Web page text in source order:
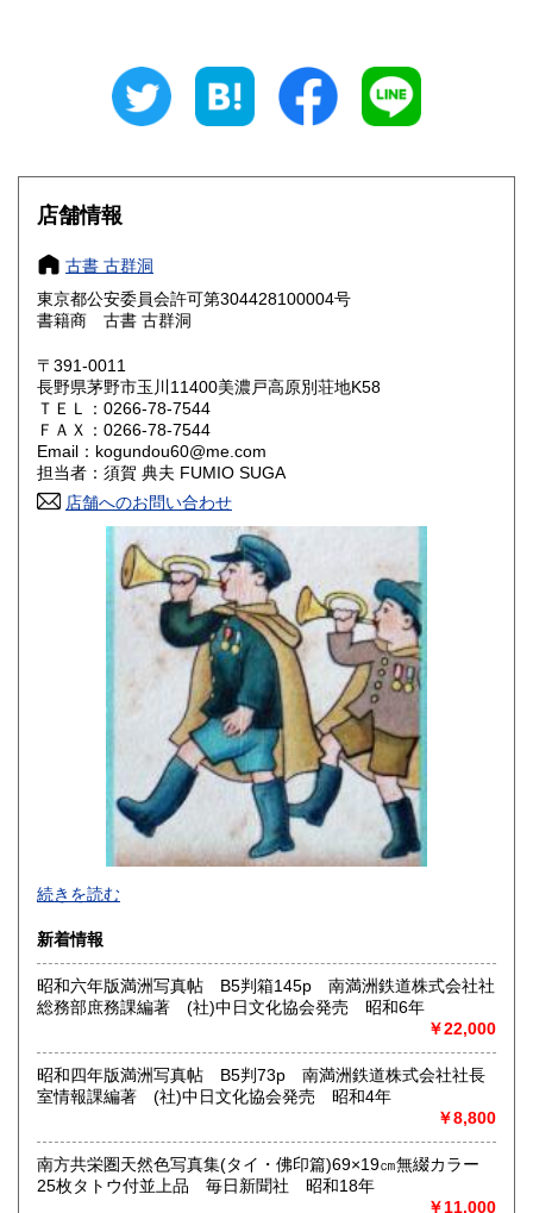
210円 長野県
大阪府 210円 兵庫県
鳥取県 210円 島根県
岡山県 210円
山口県 210円
210円
210円 福岡県
210円 長崎県
210円 大分県
210円 鹿児島県
店舗情報
古書 古群洞
東京都公安委員会許可第304428100004号
書籍商 古書 古群洞
〒391-0011
長野県茅野市玉川11400美濃戸高原別荘地K58
ＴＥＬ：0266-78-7544
ＦＡＸ：0266-78-7544
Email：kogundou60@me.com
担当者：須賀 典夫 FUMIO SUGA
店舗へのお問い合わせ
2026年で創業45年目になります。
沿線名：(無店舗)
最寄駅：(無店舗)
営業時間：10:00〜18:00
書籍の買取について
取り扱い分野
古典籍、近代文献、趣味、サブカルチャー、古書一般（その
続きを読む
新着情報
昭和六年版満洲写真帖 B5判箱145p 南満洲鉄道株式会社社
総務部庶務課編著 (社)中日文化協会発売 昭和6年
￥22,000
昭和四年版満洲写真帖 B5判73p 南満洲鉄道株式会社社長
室情報課編著 (社)中日文化協会発売 昭和4年
￥8,800
南方共栄圏天然色写真集(タイ・佛印篇)69×19㎝無綴カラー
25枚タトウ付並上品 毎日新聞社 昭和18年
￥11,000